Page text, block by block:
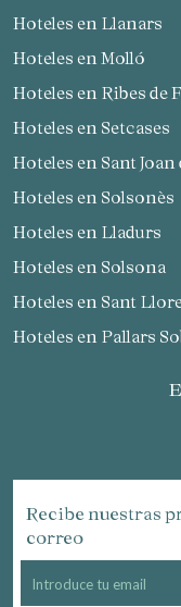
Hoteles en Llanars
Hoteles en Molló
Hoteles en Ribes de
Hoteles en Setcases
Hoteles en Sant
Hoteles en Solsonès
Hoteles en Lladurs
Hoteles en Solsona
Hoteles en Sant
Hoteles en Pallars
Recibe nuestras
correo